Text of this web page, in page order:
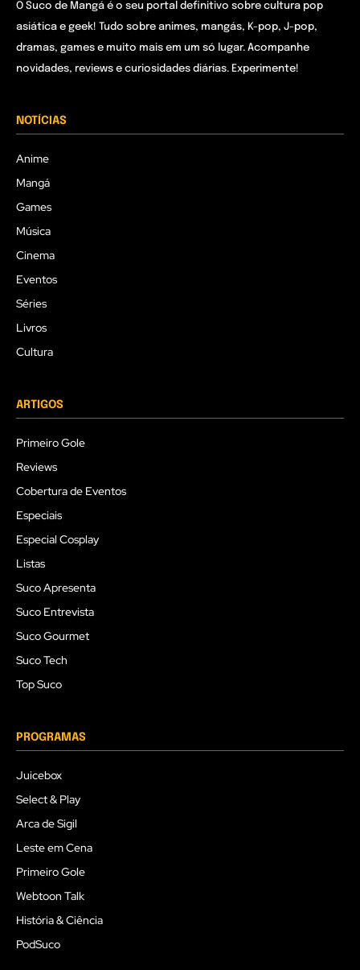
O Suco de Mangá é o seu portal definitivo sobre cultura pop
asiática e geek! Tudo sobre animes, mangás, K-pop, J-pop,
dramas, games e muito mais em um só lugar. Acompanhe
novidades, reviews e curiosidades diárias. Experimente!
NOTÍCIAS
Anime
Mangá
Games
Música
Cinema
Eventos
Séries
Livros
Cultura
ARTIGOS
Primeiro Gole
Reviews
Cobertura de Eventos
Especiais
Especial Cosplay
Listas
Suco Apresenta
Suco Entrevista
Suco Gourmet
Suco Tech
Top Suco
PROGRAMAS
Juicebox
Select & Play
Arca de Sigil
Leste em Cena
Primeiro Gole
Webtoon Talk
História & Ciência
PodSuco